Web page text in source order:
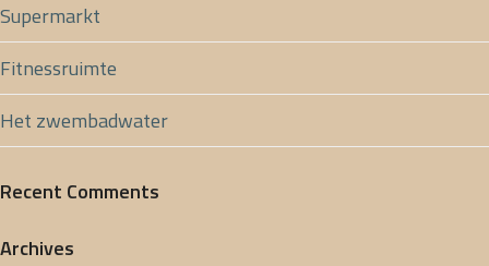
Supermarkt
Fitnessruimte
Het zwembadwater
Recent Comments
Archives